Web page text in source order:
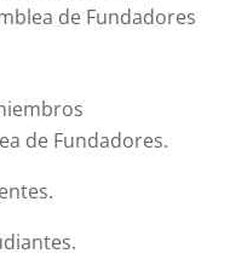
de Fundadores
de Fundadores.